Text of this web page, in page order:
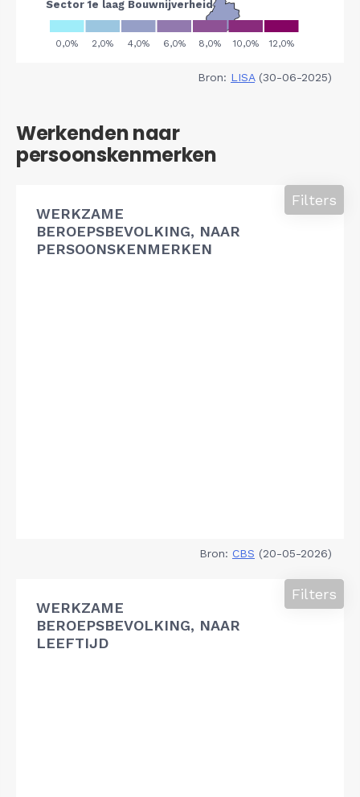
Bron: LISA(30-06-2025)
Werkenden naar
persoonskenmerken
WERKZAME
BEROEPSBEVOLKING, NAAR
PERSOONSKENMERKEN
Filters
Bron: CBS (20-05-2026)
WERKZAME
BEROEPSBEVOLKING, NAAR
LEEFTIJD
Filters